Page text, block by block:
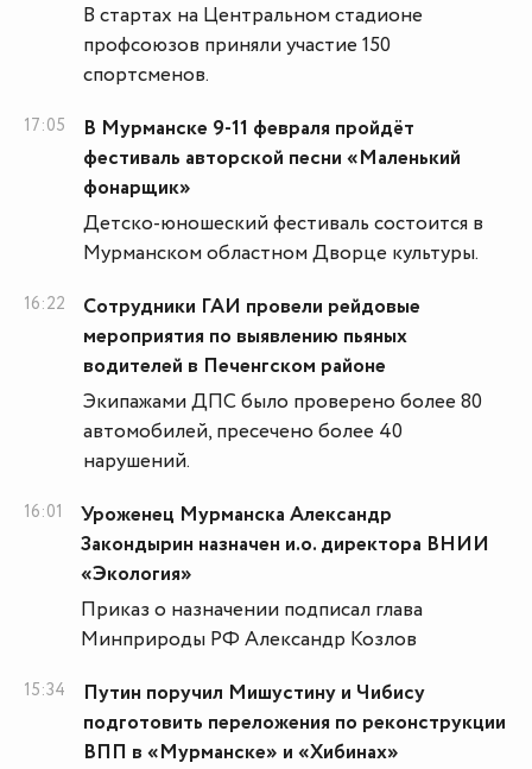
В стартах на Центральном стадионе
профсоюзов приняли участие 150
спортсменов.
17:05
В Мурманске 9-11 февраля пройдёт
фестиваль авторской песни «Маленький
фонарщик»
Детско-юношеский фестиваль состоится в
Мурманском областном Дворце культуры.
16:22
Сотрудники ГАИ провели рейдовые
мероприятия по выявлению пьяных
водителей в Печенгском районе
Экипажами ДПС было проверено более 80
автомобилей, пресечено более 40
нарушений.
16:01
Уроженец Мурманска Александр
Закондырин назначен и.о. директора ВНИИ
«Экология»
Приказ о назначении подписал глава
Минприроды РФ Александр Козлов
15:34
Путин поручил Мишустину и Чибису
подготовить переложения по реконструкции
ВПП в «Мурманске» и «Хибинах»